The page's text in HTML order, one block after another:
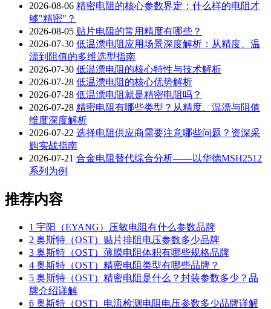
2026-08-06 精密电阻的核心参数界定：什么样的电阻才
够"精密"？
2026-08-05 贴片电阻的常用精度有哪些？
2026-07-30 低温漂电阻应用场景深度解析：从精度、温
漂到阻值的多维选型指南
2026-07-30 低温漂电阻的核心特性与技术解析
2026-07-28 低温漂电阻的核心优势解析
2026-07-28 低温漂电阻就是精密电阻吗？
2026-07-28 精密电阻有哪些类型？从精度、温漂与阻值
维度深度解析
2026-07-22 选择电阻供应商需要注意哪些问题？资深采
购实战指南
2026-07-21 合金电阻替代综合分析——以华德MSH2512
系列为例
推荐内容
1 宇阳（EYANG）压敏电阻有什么参数品牌
2 奥斯特（OST）贴片排阻电压参数多少品牌
3 奥斯特（OST）薄膜电阻体积有哪些规格品牌
4 奥斯特（OST）精密电阻类型有哪些品牌？
5 奥斯特（OST）精密电阻是什么？封装参数多少？品
牌介绍详解
6 奥斯特（OST）电流检测电阻电压参数多少品牌详解